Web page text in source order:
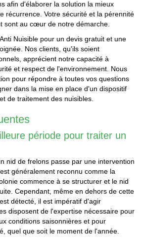
afin d'élaborer la solution la mieux
récurrence. Votre sécurité et la pérennité
sont au cœur de notre démarche.
Nuisible pour un devis gratuit et une
Nos clients, qu'ils soient
apprécient notre capacité à
et respect de l'environnement. Nous
pour répondre à toutes vos questions
dans la mise en place d'un dispositif
de traitement des nuisibles.
période pour traiter un
nid de frelons passe par une intervention
est généralement reconnu comme la
commence à se structurer et le nid
Cependant, même en dehors de cette
détecté, il est impératif d'agir
disposent de l'expertise nécessaire pour
conditions saisonnières et pour
quel que soit le moment de l'année.